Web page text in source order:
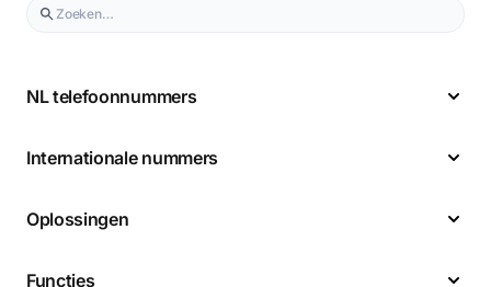
NL telefoonnummers
Internationale nummers
Oplossingen
Functies